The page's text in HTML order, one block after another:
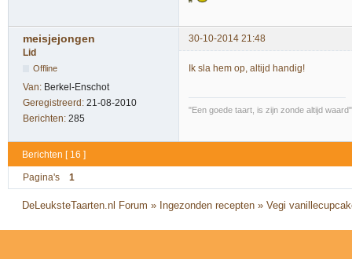
meisjejongen
30-10-2014 21:48
Lid
Offline
Van: Berkel-Enschot
Geregistreerd: 21-08-2010
Berichten: 285
Ik sla hem op, altijd handig!
"Een goede taart, is zijn zonde altijd
Berichten [ 16 ]
Pagina's 1
DeLeuksteTaarten.nl Forum » Ingezonden recepten »Vegi